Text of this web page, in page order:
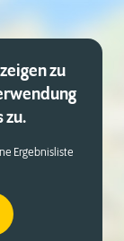
zu
zu.
Ergebnisliste